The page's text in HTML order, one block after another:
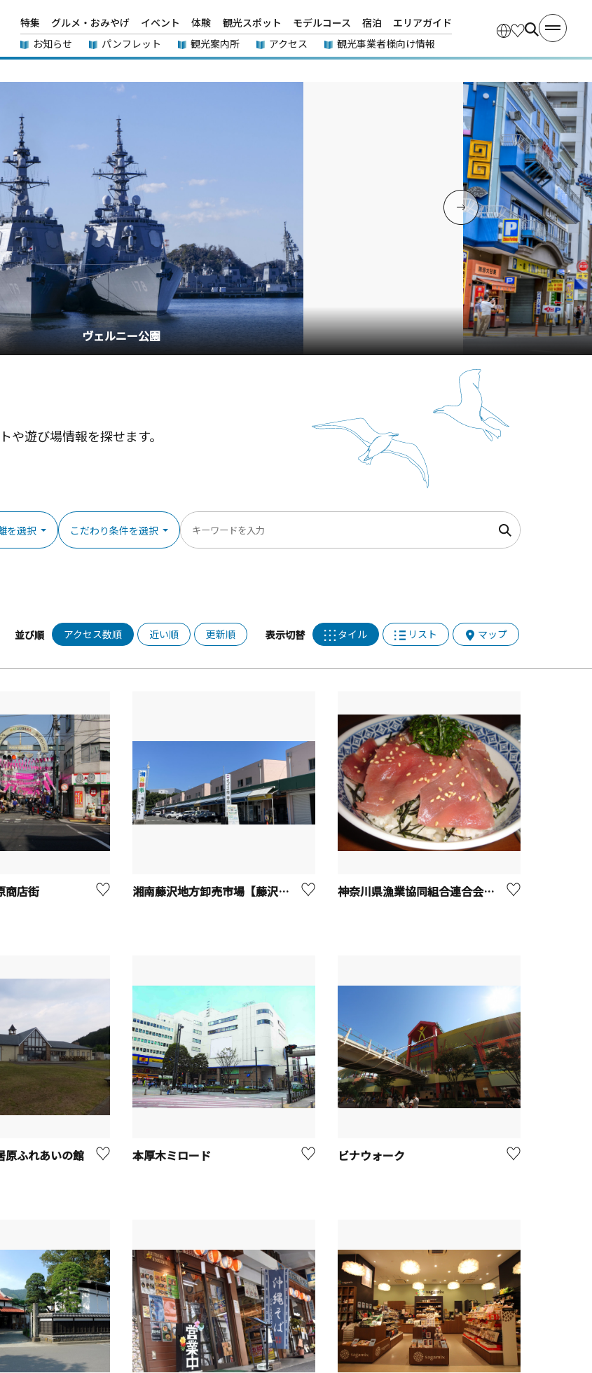
特集 グルメ・おみやげ イベント 体験 観光スポット モデルコース 宿泊
エリアガイド
お知らせ
パンフレット 観光案内所 アクセス 観光事業者様向け情報
横浜中華街
遊び場情報を探せます。
を選択 こだわり条件を選択
並び順 アクセス数順 近い順 更新順 表示切替 タイル リスト マップ
商店街 湘南藤沢地方卸売市場【藤沢市】 神奈川県漁業協同組合連合会まぐろ直販センター【三浦市】
原ふれあいの館 本厚木ミロード ビナウォーク